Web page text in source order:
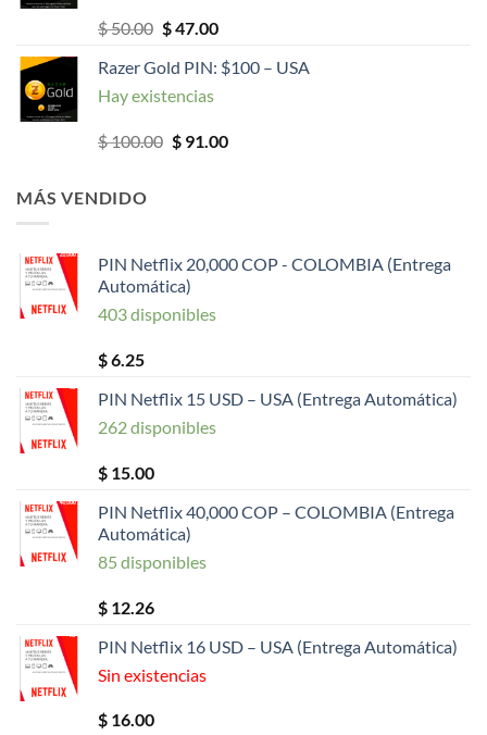
$50.00 El
original
era:
$47.00El
actual
Razer Gold PIN: $100 – USA
Hay existencias
$100.00 El
$91.00El
MÁS VENDIDO
PIN Netflix 20,000 COP - COLOMBIA (Entrega
Automática)
403 disponibles
$6.25
PIN Netflix 15 USD – USA (Entrega Automática)
262 disponibles
$ 15.00
PIN Netflix 40,000 COP – COLOMBIA (Entrega
Automática)
85 disponibles
$ 12.26
PIN Netflix 16 USD – USA (Entrega Automática)
Sin existencias
$ 16.00